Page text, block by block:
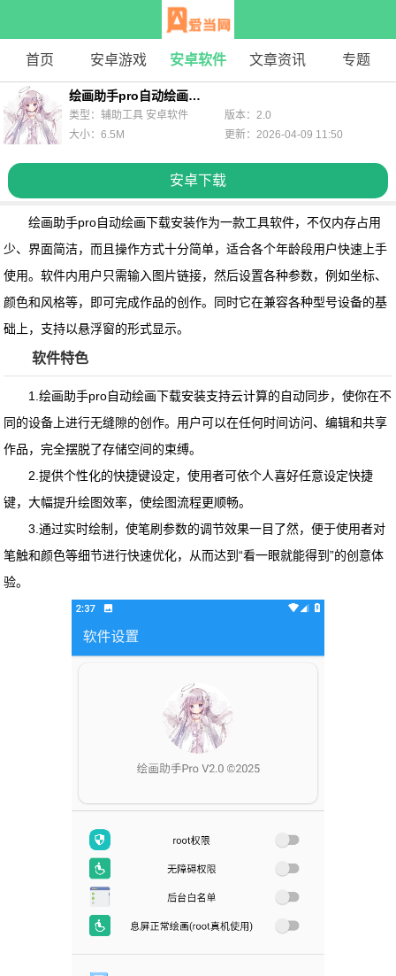
首页 安卓游戏 安卓软件 文章资讯 专题
绘画助手pro自动绘画下载安装
安卓下载
类型：辅助工具 安卓软件
版本：2.0
大小：6.5M
更新：2026-04-09 11:50
绘画助手pro自动绘画下载安装作为一款工具软件，不仅内存占用
少、界面简洁，而且操作方式十分简单，适合各个年龄段用户快速上手
使用。软件内用户只需输入图片链接，然后设置各种参数，例如坐标、
颜色和风格等，即可完成作品的创作。同时它在兼容各种型号设备的基
础上，支持以悬浮窗的形式显示。
软件特色
1.绘画助手pro自动绘画下载安装支持云计算的自动同步，使你在不
同的设备上进行无缝隙的创作。用户可以在任何时间访问、编辑和共享
作品，完全摆脱了存储空间的束缚。
2.提供个性化的快捷键设定，使用者可依个人喜好任意设定快捷
键，大幅提升绘图效率，使绘图流程更顺畅。
3.通过实时绘制，使笔刷参数的调节效果一目了然，便于使用者对
笔触和颜色等细节进行快速优化，从而达到“看一眼就能得到”的创意体
验。